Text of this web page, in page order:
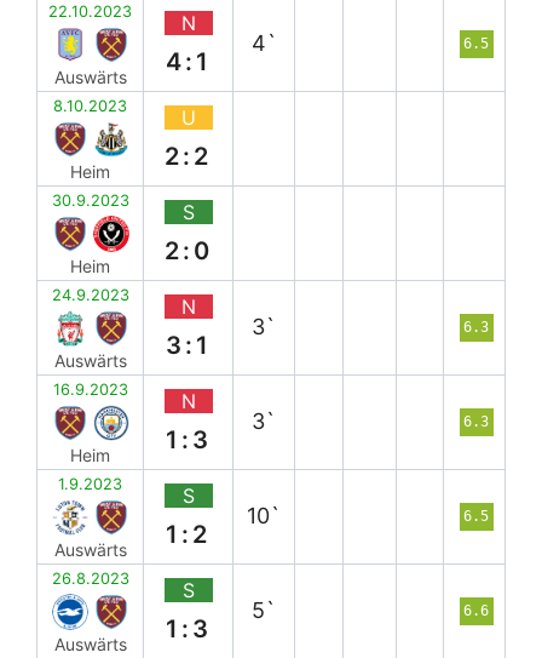
22.10.2023
Auswärts
N
4:1
4` 6.5
8.10.2023
Heim
U
2:2
30.9.2023
Heim
S
2:0
24.9.2023
Auswärts
N
3:1
3` 6.3
16.9.2023
Heim
N
1:3
3` 6.3
1.9.2023
Auswärts
S
1:2
10` 6.5
26.8.2023
Auswärts
S
1:3
5` 6.6